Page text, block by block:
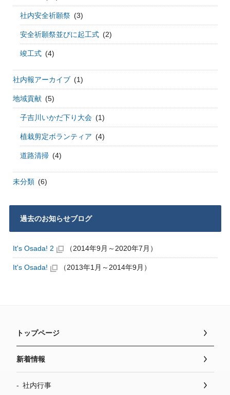
社内安全祈願祭 (3)
安全祈願祭並びに起工式 (2)
竣工式 (4)
社内報アーカイブ (1)
地域貢献 (5)
子吉川いかだ下り大会 (1)
植栽剪定ボランティア (4)
道路清掃 (4)
未分類 (6)
過去のお知らせブログ
It's Osada! 2 （2014年9月～2020年7月）
It's Osada! （2013年1月～2014年9月）
トップページ
新着情報
社内行事